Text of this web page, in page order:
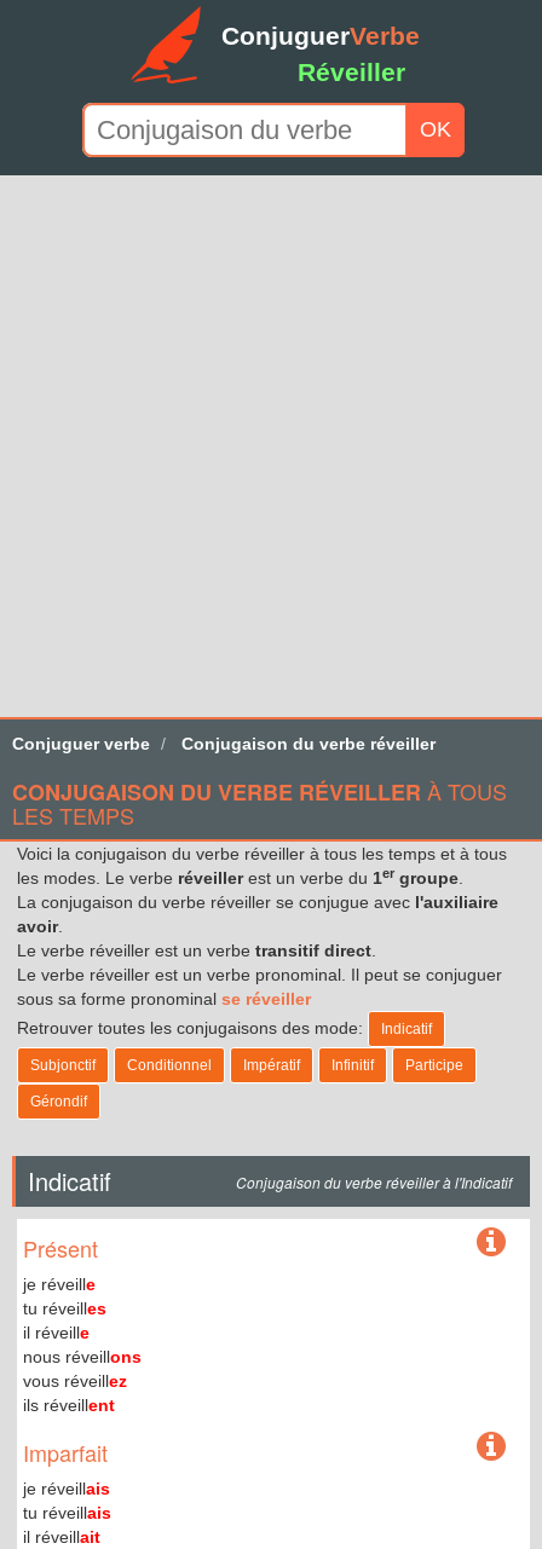
ConjuguerVerbe
Réveiller
OK
Conjuguer verbe Conjugaison du verbe réveiller
CONJUGAISON DU VERBE RÉVEILLER À TOUS
LES TEMPS
Voici la conjugaison du verbe réveiller à tous les temps et à tous
les modes. Le verbe réveillerest un verbe du 1er groupe
La conjugaison du verbe réveiller se conjugue avec l'auxiliaire
avoir.
Le verbe réveiller est un verbe transitif direct
Le verbe réveiller est un verbe pronominal. Il peut se conjuguer
sous sa forme pronominal se réveiller
Retrouver toutes les conjugaisons des mode:
Indicatif
Subjonctif Conditionnel Impératif Infinitif Participe
Gérondif
Indicatif Conjugaison du verbe réveiller à l'Indicatif
Présent
je réveille
tu réveilles
il réveille
nous réveillons
vous réveillez
ils réveillent
Imparfait
je réveillais
tu réveillais
il réveillait